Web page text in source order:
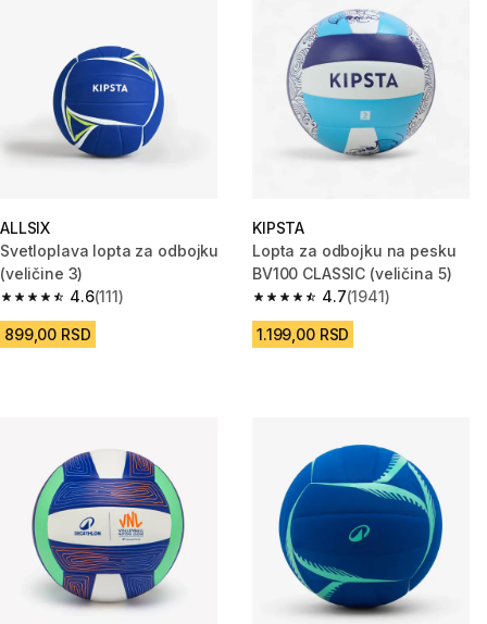
ALLSIX
Svetloplava lopta za odbojku
(veličine 3)
4.6
4.6 od 5 zvezdica from 111 Recenzije
(111)
899,00 RSD
KIPSTA
Lopta za odbojku na pesku
BV100 CLASSIC (veličina 5)
4.7
4.7 od 5 zvezdica from 1941
(1941)
1.199,00 RSD